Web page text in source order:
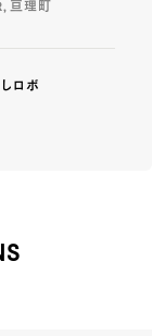
亘理町
ロボ